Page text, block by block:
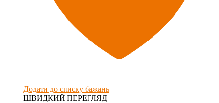
Додати до списку бажань
ШВИДКИЙ ПЕРЕГЛЯД